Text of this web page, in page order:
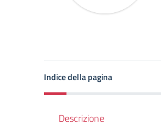
Indice della pagina
Descrizione